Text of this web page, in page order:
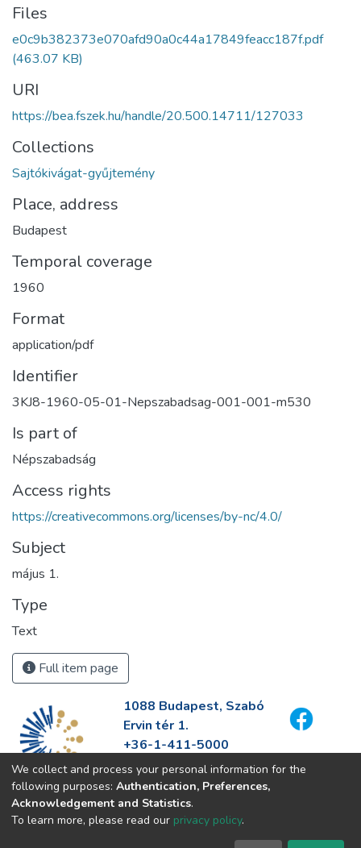
Files
e0c9b382373e070afd90a0c44a17849feacc187f.pdf
(463.07 KB)
URI
https://bea.fszek.hu/handle/20.500.14711/127033
Collections
Sajtókivágat-gyűjtemény
Place, address
Budapest
Temporal coverage
1960
Format
application/pdf
Identifier
3KJ8-1960-05-01-Nepszabadsag-001-001-m530
Is part of
Népszabadság
Access rights
https://creativecommons.org/licenses/by-nc/4.0/
Subject
május 1.
Type
Text
Full item page
1088 Budapest, Szabó
Ervin tér 1.
+36-1-411-5000
info@fszek.hu
https://fszek.hu
We collect and process your personal information for the
following purposes: Authentication, Preferences,
Acknowledgement and Statistics.
To learn more, please read our privacy policy.